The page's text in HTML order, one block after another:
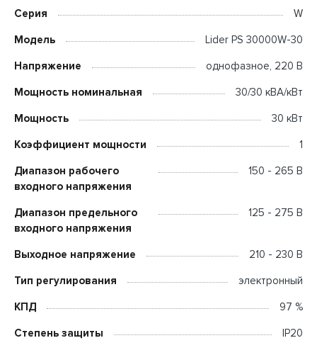
Серия W
Модель Lider PS 30000W-30
Напряжение однофазное, 220 В
Мощность номинальная 30/30 кВА/кВт
Мощность 30 кВт
Коэффициент мощности 1
Диапазон рабочего
входного напряжения
150 - 265 В
Диапазон предельного
входного напряжения
125 - 275 В
Выходное напряжение 210 - 230 В
Тип регулирования электронный
КПД 97 %
Степень защиты IP20